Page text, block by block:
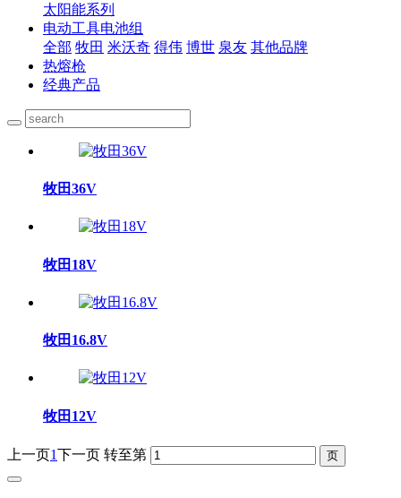
太阳能系列
电动工具电池组
全部 牧田 米沃奇 得伟 博世 泉友 其他品牌
热熔枪
经典产品
牧田36V
牧田18V
牧田16.8V
牧田12V
上一页1下一页 转至第